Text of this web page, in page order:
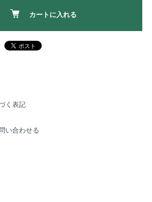
カートに入れる
く表記
い合わせる